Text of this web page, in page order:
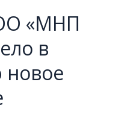
«МНП
в
новое